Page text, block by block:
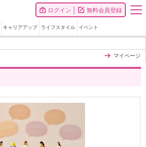
ログイン 無料会員登録
キャリアアップ ライフスタイル イベント
マイページ